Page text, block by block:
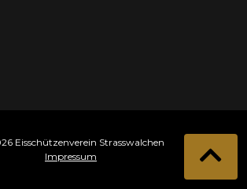
Eisschützenverein Strasswalchen
Impressum